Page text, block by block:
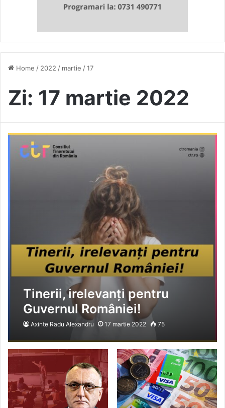
Home / 2022 / martie /17
Zi: 17 martie 2022
Tinerii, irelevanți pentru
Guvernul României!
Axinte Radu Alexandru 17 martie 2022 75